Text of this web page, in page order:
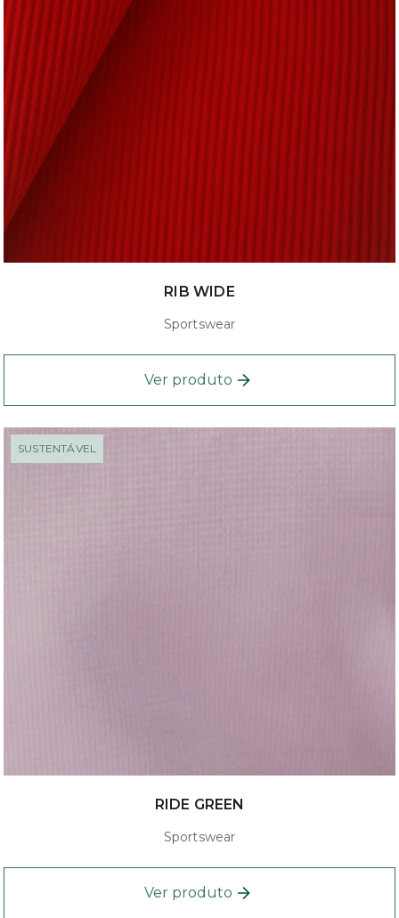
RIB WIDE
Sportswear
Ver produto
SUSTENTÁVEL
RIDE GREEN
Sportswear
Ver produto